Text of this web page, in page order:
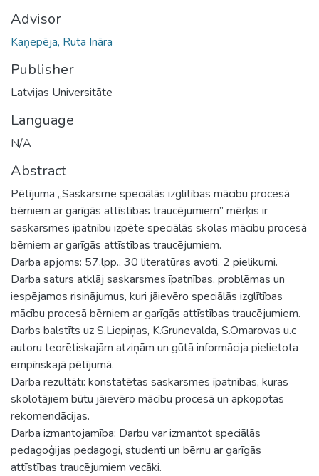
Advisor
Kaņepēja, Ruta Ināra
Publisher
Latvijas Universitāte
Language
N/A
Abstract
Pētījuma „Saskarsme speciālās izglītības mācību procesā
bērniem ar garīgās attīstības traucējumiem” mērķis ir
saskarsmes īpatnību izpēte speciālās skolas mācību procesā
bērniem ar garīgās attīstības traucējumiem.
Darba apjoms: 57.lpp., 30 literatūras avoti, 2 pielikumi.
Darba saturs atklāj saskarsmes īpatnības, problēmas un
iespējamos risinājumus, kuri jāievēro speciālās izglītības
mācību procesā bērniem ar garīgās attīstības traucējumiem.
Darbs balstīts uz S.Liepiņas, K.Grunevalda, S.Omarovas u.c
autoru teorētiskajām atziņām un gūtā informācija pielietota
empīriskajā pētījumā.
Darba rezultāti: konstatētas saskarsmes īpatnības, kuras
skolotājiem būtu jāievēro mācību procesā un apkopotas
rekomendācijas.
Darba izmantojamība: Darbu var izmantot speciālās
pedagoģijas pedagogi, studenti un bērnu ar garīgās
attīstības traucējumiem vecāki.